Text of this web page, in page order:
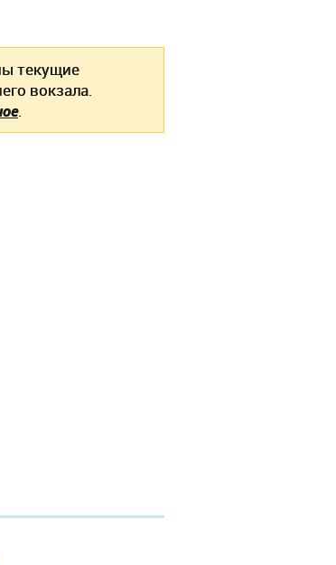
текущие
вокзала.
.